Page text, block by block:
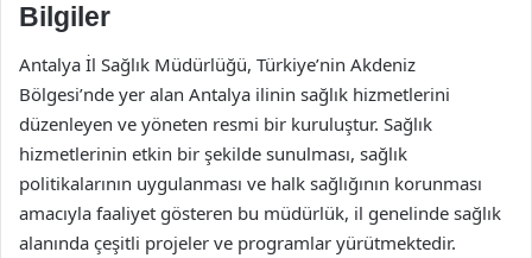
Bilgiler
Antalya İl Sağlık Müdürlüğü, Türkiye’nin Akdeniz
Bölgesi’nde yer alan Antalya ilinin sağlık hizmetlerini
düzenleyen ve yöneten resmi bir kuruluştur. Sağlık
hizmetlerinin etkin bir şekilde sunulması, sağlık
politikalarının uygulanması ve halk sağlığının korunması
amacıyla faaliyet gösteren bu müdürlük, il genelinde sağlık
alanında çeşitli projeler ve programlar yürütmektedir.